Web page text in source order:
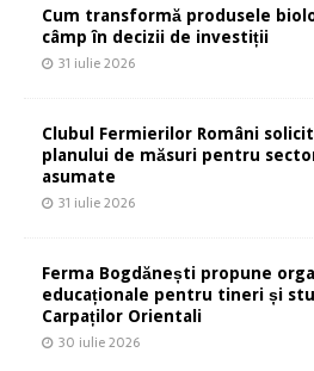
Cum transformă produsele
câmp în decizii de investiții
31 iulie 2026
Clubul Fermierilor Români
planului de măsuri pentru
asumate
31 iulie 2026
Ferma Bogdănești propune
educaționale pentru tineri și
Carpaților Orientali
30 iulie 2026